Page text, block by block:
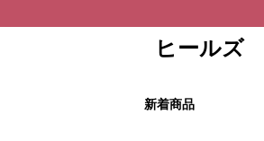
ヒールズ
新着商品